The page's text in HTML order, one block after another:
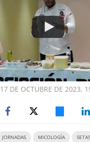
17 DE OCTUBRE DE 2023,
JORNADAS MICOLOGÍA SETAS